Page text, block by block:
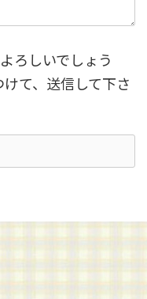
ろしいでしょう
て、送信して下さ